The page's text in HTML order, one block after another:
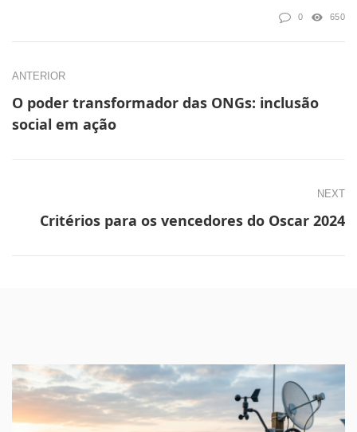
0 650
ANTERIOR
O poder transformador das ONGs: inclusão
social em ação
NEXT
Critérios para os vencedores do Oscar 2024